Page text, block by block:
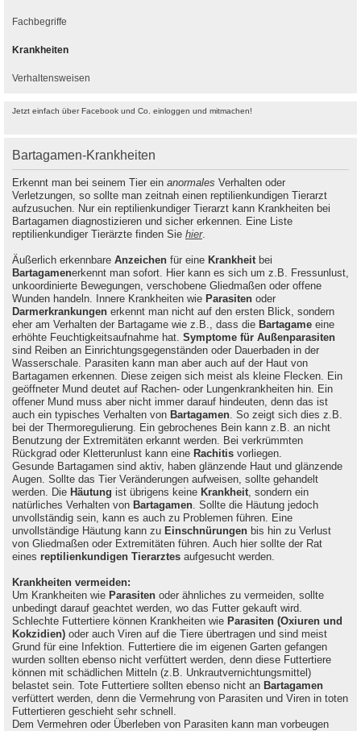
Jetzt einfach über Facebook und Co. einloggen und mitmachen!
Bartagamen-Krankheiten
Erkennt man bei seinem Tier ein anormales Verhalten oder
Verletzungen, so sollte man zeitnah einen reptilienkundigen Tierarzt
aufzusuchen. Nur ein reptilienkundiger Tierarzt kann Krankheiten bei
Bartagamen diagnostizieren und sicher erkennen. Eine Liste
reptilienkundiger Tierärzte finden Sie hier.
Äußerlich erkennbare Anzeichen für eine Krankheitbei
Bartagamenerkennt man sofort. Hier kann es sich um z.B. Fressunlust,
unkoordinierte Bewegungen, verschobene Gliedmaßen oder offene
Wunden handeln. Innere Krankheiten wie Parasiten oder
Darmerkrankungen erkennt man nicht auf den ersten Blick, sondern
eher am Verhalten der Bartagame wie z.B., dass die Bartagame eine
erhöhte Feuchtigkeitsaufnahme hat. Symptome für Außenparasiten
sind Reiben an Einrichtungsgegenständen oder Dauerbaden in der
Wasserschale. Parasiten kann man aber auch auf der Haut von
Bartagamen erkennen. Diese zeigen sich meist als kleine Flecken. Ein
geöffneter Mund deutet auf Rachen- oder Lungenkrankheiten hin. Ein
offener Mund muss aber nicht immer darauf hindeuten, denn das ist
auch ein typisches Verhalten von Bartagamen. So zeigt sich dies z.B.
bei der Thermoregulierung. Ein gebrochenes Bein kann z.B. an nicht
Benutzung der Extremitäten erkannt werden. Bei verkrümmten
Rückgrad oder Kletterunlust kann eine Rachitis vorliegen.
Gesunde Bartagamen sind aktiv, haben glänzende Haut und glänzende
Augen. Sollte das Tier Veränderungen aufweisen, sollte gehandelt
werden. Die Häutung ist übrigens keine Krankheit, sondern ein
natürliches Verhalten von Bartagamen. Sollte die Häutung jedoch
unvollständig sein, kann es auch zu Problemen führen. Eine
unvollständige Häutung kann zu Einschnürungen bis hin zu Verlust
von Gliedmaßen oder Extremitäten führen. Auch hier sollte der Rat
eines reptilienkundigen Tierarztes aufgesucht werden.
Krankheiten vermeiden:
Um Krankheiten wie Parasiten oder ähnliches zu vermeiden, sollte
unbedingt darauf geachtet werden, wo das Futter gekauft wird.
Schlechte Futtertiere können Krankheiten wie Parasiten (Oxiuren und
Kokzidien) oder auch Viren auf die Tiere übertragen und sind meist
Grund für eine Infektion. Futtertiere die im eigenen Garten gefangen
wurden sollten ebenso nicht verfüttert werden, denn diese Futtertiere
können mit schädlichen Mitteln (z.B. Unkrautvernichtungsmittel)
belastet sein. Tote Futtertiere sollten ebenso nicht an Bartagamen
verfüttert werden, denn die Vermehrung von Parasiten und Viren in toten
Futtertieren geschieht sehr schnell.
Dem Vermehren oder Überleben von Parasiten kann man vorbeugen
Fachbegriffe
Krankheiten
Verhaltensweisen